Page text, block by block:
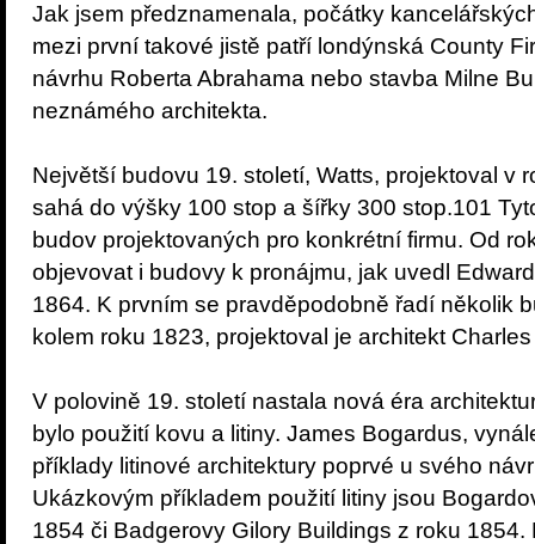
Jak jsem předznamenala, počátky
mezi první takové jistě patří londýnská County
návrhu Roberta Abrahama nebo stavba Milne
neznámého architekta.
Největší budovu 19. století, Watts, projektoval v
sahá do výšky 100 stop a šířky 300 stop.101
budov projektovaných pro konkrétní firmu. Od
objevovat i budovy k pronájmu, jak uvedl
1864. K prvním se pravděpodobně řadí několik
kolem roku 1823, projektoval je architekt
V polovině 19. století nastala nová éra
bylo použití kovu a litiny. James Bogardus,
příklady litinové architektury poprvé u svého
Ukázkovým příkladem použití litiny jsou
1854 či Badgerovy Gilory Buildings z roku